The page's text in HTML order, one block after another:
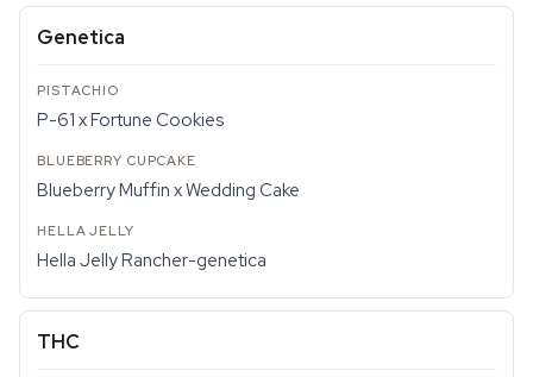
Genetica
P-61 x Fortune Cookies
Blueberry Muffin x Wedding Cake
Hella Jelly Rancher-genetica
THC